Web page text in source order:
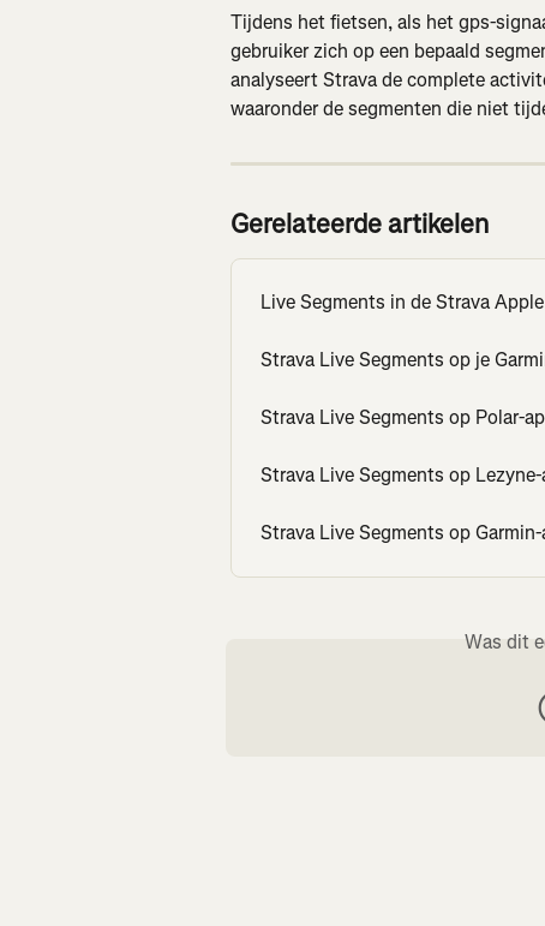
Tijdens het fietsen, als het gps-
gebruiker zich op een bepaald
analyseert Strava de complete
waaronder de segmenten die niet
Gerelateerde artikelen
Live Segments in de Strava
Strava Live Segments op je
Strava Live Segments op Polar-
Strava Live Segments op
Strava Live Segments op
Was dit